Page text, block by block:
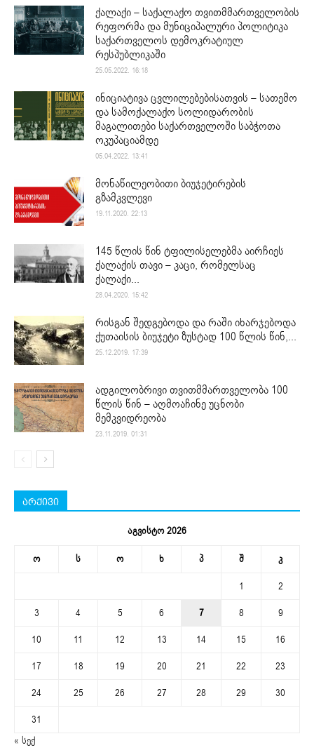
ქალაქი – საქალაქო თვითმმართველობის
რეფორმა და მუნიციპალური პოლიტიკა
საქართველოს დემოკრატიულ
რესპუბლიკაში
25.05.2022. 16:18
ინიციატივა ცვლილებებისათვის – სათემო
და სამოქალაქო სოლიდარობის
მაგალითები საქართველოში საბჭოთა
ოკუპაციამდე
05.04.2022. 13:41
მონაწილეობითი ბიუჯეტირების
გზამკვლევი
19.11.2020. 22:13
145 წლის წინ ტფილისელებმა აირჩიეს
ქალაქის თავი – კაცი, რომელსაც
ქალაქი...
28.04.2020. 15:42
რისგან შედგებოდა და რაში იხარჯებოდა
ქუთაისის ბიუჯეტი ზუსტად 100 წლის წინ,...
25.12.2019. 17:39
ადგილობრივი თვითმმართველობა 100
წლის წინ – აღმოაჩინე უცნობი
მემკვიდრეობა
23.11.2019. 01:31
არქივი
აგვისტო 2026
ო ს ო ხ პ შ კ
1
2
3
4 5 6 7 8
9
10
11 12 13 14 15
16
17
18 19 20 21 22
23
24
25 26 27 28 29
30
31
« სექ